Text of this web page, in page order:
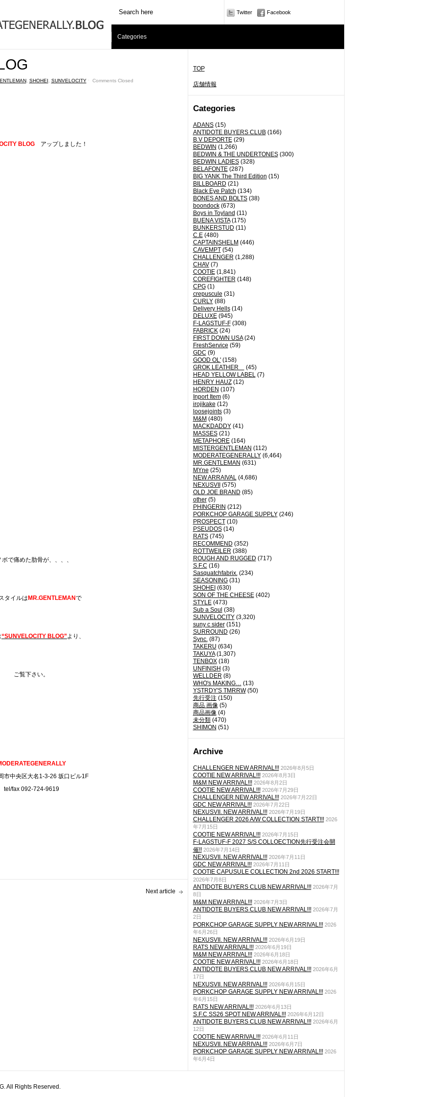
Twitter Facebook
Categories
TOP
店舗情報
Categories
ADANS(15)
ANTIDOTE BUYERS CLUB(166)
B.V DEPORTE(29)
BEDWIN (1,266)
BEDWIN & THE UNDERTONES(300)
BEDWIN LADIES(328)
BELAFONTE(287)
BIG YANK The Third Edition (15)
BILLBOARD (21)
Black Eye Patch (134)
BONES AND BOLTS(38)
boondock(673)
Boys in Toyland (11)
BUENA VISTA(175)
BUNKERSTUD (11)
C.E(480)
CAPTAINSHELM (446)
CAVEMPT(54)
CHALLENGER (1,288)
CHAV(7)
COOTIE(1,841)
COREFIGHTER (148)
CPG(1)
crepuscule (31)
CURLY(88)
Delivery Hells(14)
DELUXE(945)
F-LAGSTUF-F(308)
FABRICK(24)
FIRST DOWN USA(24)
FreshService (59)
GDC (9)
GOOD OL'(158)
GROK LEATHER
(45)
HEAD YELLOW LABEL(7)
HENRY HAUZ(12)
HORDEN (107)
Inport Item(6)
irojikake (12)
loosejoints(3)
M&M (480)
MACKDADDY(41)
MASSES(21)
METAPHORE(164)
MISTERGENTLEMAN (112)
MODERATEGENERALLY(6,464)
MR.GENTLEMAN (631)
MYne (25)
NEW ARRAIVAL(4,686)
NEXUSVII
(575)
OLD JOE BRAND (85)
other(5)
PHINGERIN (212)
PORKCHOP GARAGE SUPPLY(246)
PROSPECT(10)
PSEUDOS(14)
RATS(745)
RECOMMEND (352)
ROTTWEILER (388)
ROUGH AND RUGGED (717)
S.F.C (16)
Sasquatchfabrix.(234)
SEASONING(31)
SHOHEI (630)
SON OF THE CHEESE(402)
STYLE(473)
Sub a Soul (38)
SUNVELOCITY(3,320)
suny c sider(151)
SURROUND (26)
Sync.(87)
TAKERU (634)
TAKUYA(1,307)
TENBOX(18)
UNFINISH (3)
WELLDER (8)
WHO's MAKING… (13)
YSTRDY'S TMRRW(50)
先行受注 (150)
商品 画像(5)
商品画像(4)
未分類(470)
SHIMON (51)
Archive
CHALLENGER NEW ARRIVAL!!! 2026年8月5日
COOTIE NEW ARRIVAL!!! 2026年8月3日
M&M NEW ARRIVAL!!! 2026年8月2日
COOTIE NEW ARRIVAL!!! 2026年7月29日
CHALLENGER NEW ARRIVAL!!! 2026年7月22日
GDC NEW ARRIVAL!!! 2026年7月22日
NEXUSVII. NEW ARRIVAL!!! 2026年7月19日
CHALLENGER 2026 A/W COLLECTION START!!! 2026
年7月15日
COOTIE NEW ARRIVAL!!! 2026年7月15日
F-LAGSTUF-F 2027 S/S COLLOECTION先行受注会開
催!! 2026年7月14日
NEXUSVII. NEW ARRIVAL!!! 2026年7月11日
GDC NEW ARRIVAL!!! 2026年7月11日
COOTIE CAPUSULE COLLECTION 2nd 2026 START!!!
2026年7月8日
ANTIDOTE BUYERS CLUB NEW ARRIVAL!!! 2026年7月
8日
M&M NEW ARRIVAL!!! 2026年7月3日
ANTIDOTE BUYERS CLUB NEW ARRIVAL!!! 2026年7月
2日
PORKCHOP GARAGE SUPPLY NEW ARRIVAL!!! 2026
年6月26日
NEXUSVII. NEW ARRIVAL!!! 2026年6月19日
RATS NEW ARRIVAL!!! 2026年6月19日
M&M NEW ARRIVAL!!! 2026年6月18日
COOTIE NEW ARRIVAL!!! 2026年6月18日
ANTIDOTE BUYERS CLUB NEW ARRIVAL!!! 2026年6月
17日
NEXUSVII. NEW ARRIVAL!!! 2026年6月15日
PORKCHOP GARAGE SUPPLY NEW ARRIVAL!!! 2026
年6月15日
RATS NEW ARRIVAL!!! 2026年6月13日
S.F.C SS26 SPOT NEW ARRIVAL!!! 2026年6月12日
ANTIDOTE BUYERS CLUB NEW ARRIVAL!!! 2026年6月
12日
COOTIE NEW ARRIVAL!!! 2026年6月11日
NEXUSVII. NEW ARRIVAL!!! 2026年6月7日
PORKCHOP GARAGE SUPPLY NEW ARRIVAL!!! 2026
年6月4日
, SHOHEI SUNVELOCITYˑ Comments Closed
BLOG アップしました！
ボで痛めた肋骨が、、、、
タイルは MR.GENTLEMANで
“SUNVELOCITY BLOG”より、
ご覧下さい。
市中央区大名1-3-26 坂口ビル1F
tel/fax 092-724-9619
Next article
All Rights Reserved.